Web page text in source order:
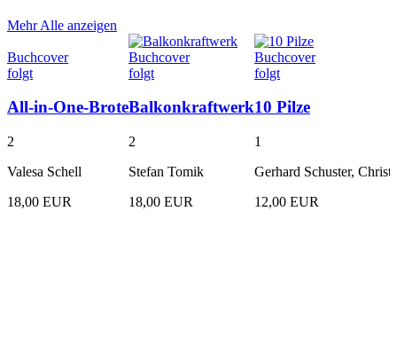
Mehr Alle anzeigen
Buchcover
folgt
All-in-One-Brote
2
Valesa Schell
18,00 EUR
Buchcover
folgt
Balkonkraftwerk
2
Stefan Tomik
18,00 EUR
Buchcover
folgt
10 Pilze
1
Gerhard Schuster,
12,00 EUR